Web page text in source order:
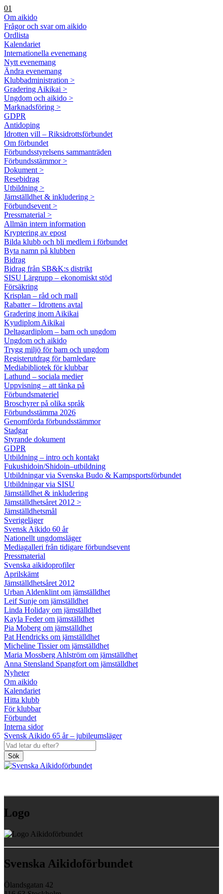
01
Om aikido
Frågor och svar om aikido
Ordlista
Kalendariet
Internationella evenemang
Nytt evenemang
Ändra evenemang
Klubbadministration >
Gradering Aikikai >
Ungdom och aikido >
Marknadsföring >
GDPR
Antidoping
Idrotten vill – Riksidrottsförbundet
Om förbundet
Förbundsstyrelsens sammanträden
Förbundsstämmor >
Dokument >
Resebidrag
Utbildning >
Jämställdhet & inkludering >
Förbundsevent >
Pressmaterial >
Allmän intern information
Kryptering av epost
Bilda klubb och bli medlem i förbundet
Byta namn på klubben
Bidrag
Bidrag från SB&K:s distrikt
SISU Lärgrupp – ekonomiskt stöd
Försäkring
Krisplan – råd och mall
Rabatter – Idrottens avtal
Gradering inom Aikikai
Kyudiplom Aikikai
Deltagardiplom – barn och ungdom
Ungdom och aikido
Trygg miljö för barn och ungdom
Registerutdrag för barnledare
Mediabibliotek för klubbar
Lathund – sociala medier
Uppvisning – att tänka på
Förbundsmateriel
Broschyrer på olika språk
Förbundsstämma 2026
Genomförda förbundsstämmor
Stadgar
Styrande dokument
GDPR
Utbildning – intro och kontakt
Fukushidoin/Shidoin–utbildning
Utbildningar via Svenska Budo & Kampsportsförbundet
Utbildningar via SISU
Jämställdhet & inkludering
Jämställdhetsåret 2012 >
Jämställdhetsmål
Sverigeläger
Svensk Aikido 60 år
Nationellt ungdomsläger
Mediagalleri från tidigare förbundsevent
Pressmaterial
Svenska aikidoprofiler
Aprilskämt
Jämställdhetsåret 2012
Urban Aldenklint om jämställdhet
Leif Sunje om jämställdhet
Linda Holiday om jämställdhet
Kayla Feder om jämställdhet
Pia Moberg om jämställdhet
Pat Hendricks om jämställdhet
Micheline Tissier om jämställdhet
Maria Mossberg Ahlström om jämställdhet
Anna Stensland Spangfort om jämställdhet
Nyheter
Om aikido
Kalendariet
Hitta klubb
För klubbar
Förbundet
Interna sidor
Svensk Aikido 65 år – jubileumsläger
Sök
Logo
Svenska Aikidoförbundet
Ölandsgatan 42